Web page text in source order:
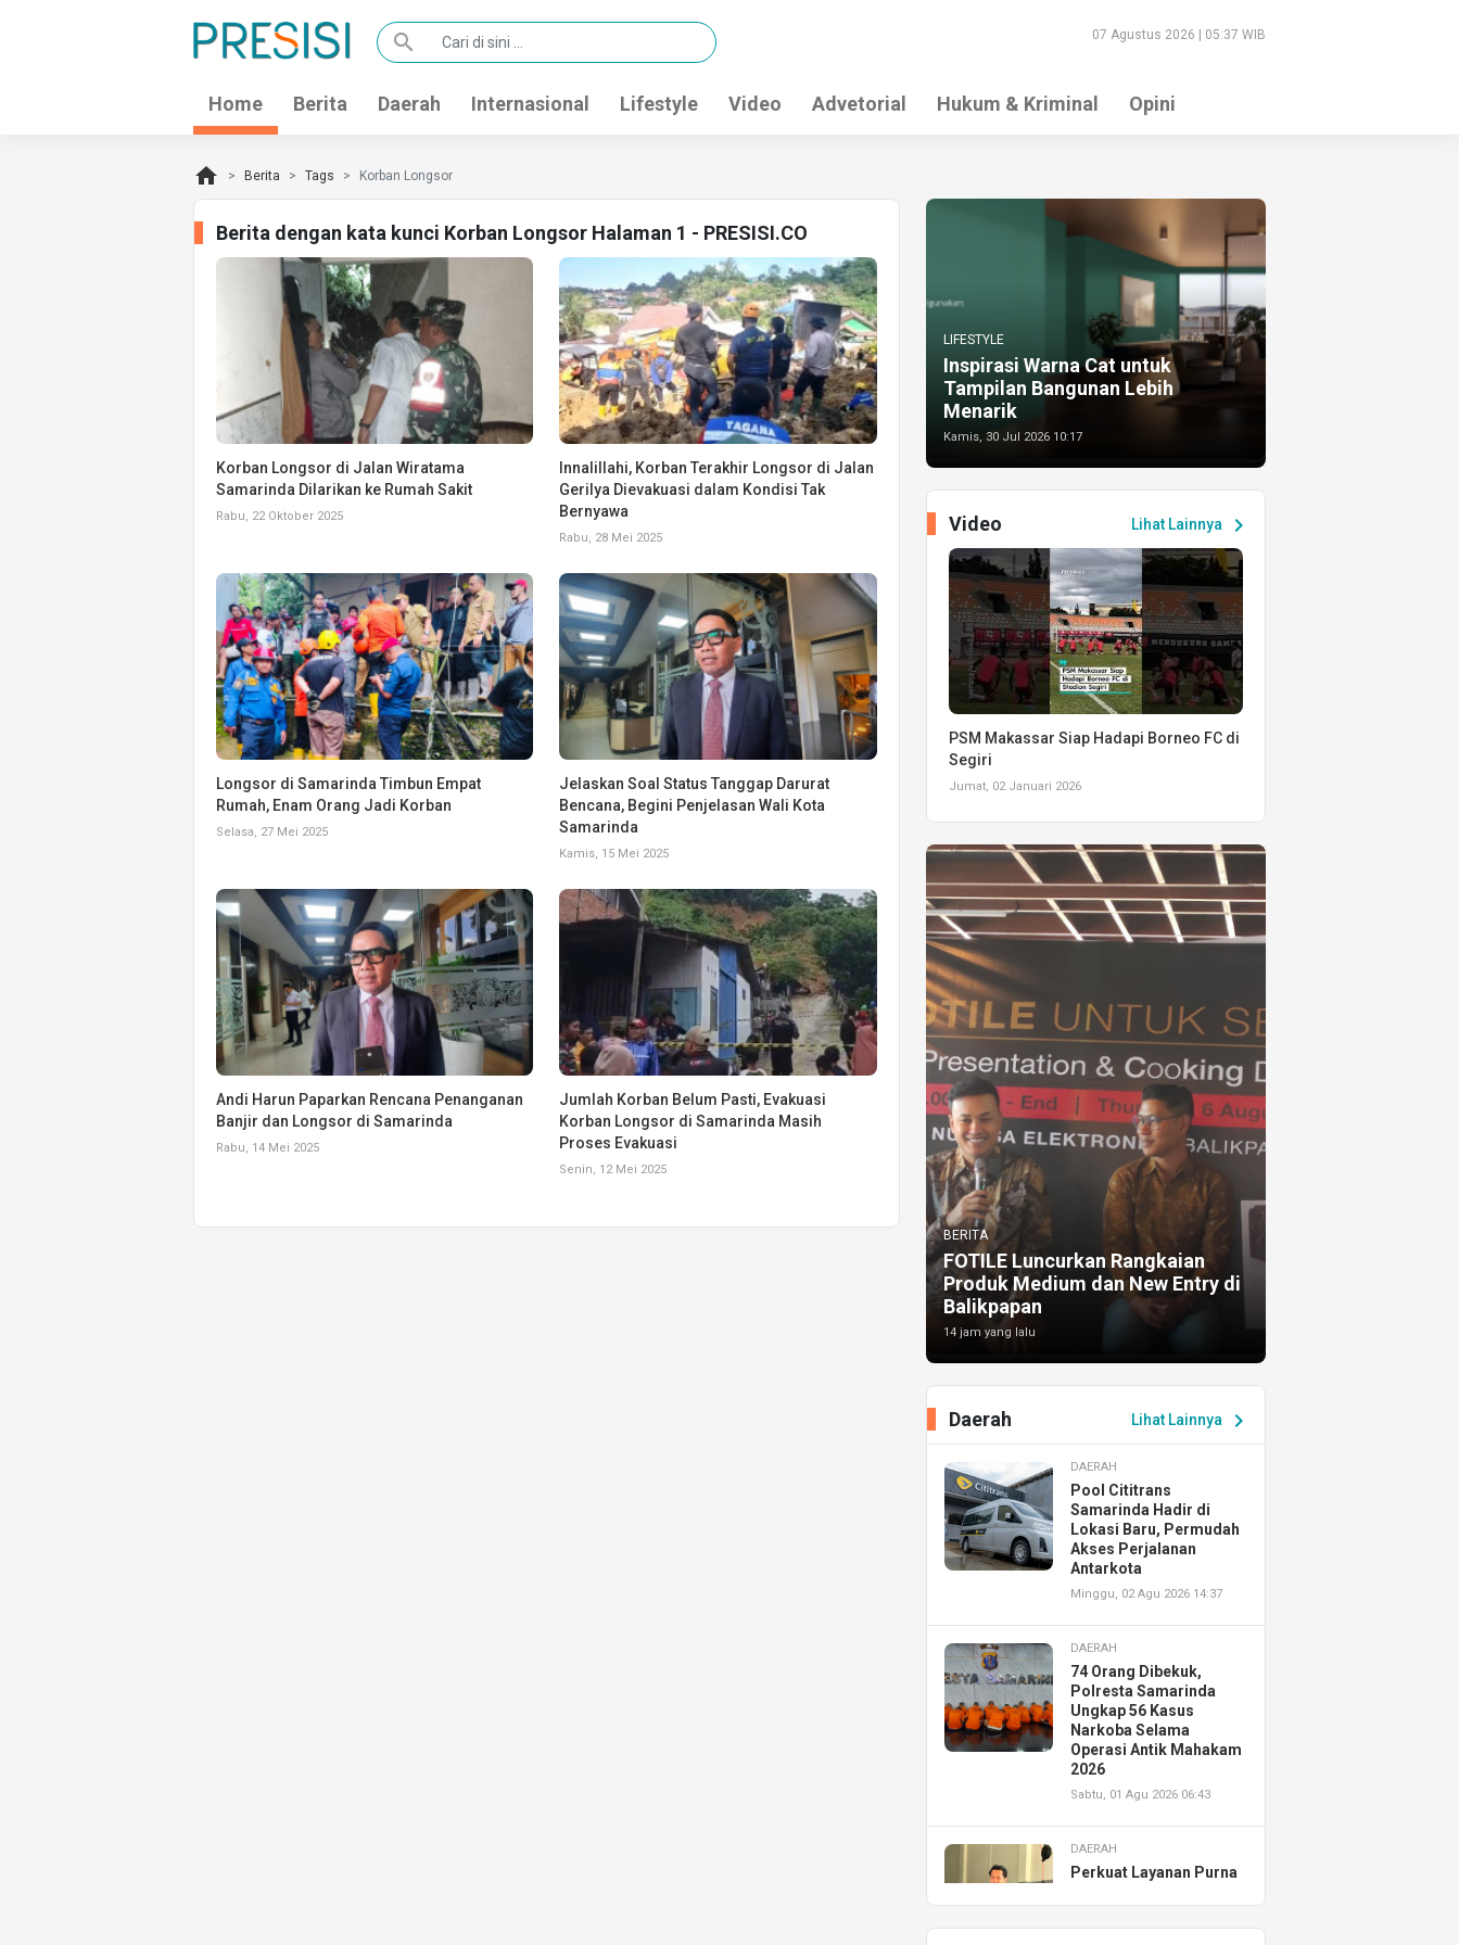
search 07 Agustus 2026 | 05:37 WIB
Home Berita Daerah Internasional Lifestyle Video Advetorial Hukum & Kriminal Opini
home Berita Tags Korban Longsor
Berita dengan kata kunci Korban Longsor Halaman 1 - PRESISI.CO
Korban Longsor di Jalan Wiratama
Samarinda Dilarikan ke Rumah Sakit
Rabu, 22 Oktober 2025
Innalillahi, Korban Terakhir Longsor di Jalan
Gerilya Dievakuasi dalam Kondisi Tak
Bernyawa
Rabu, 28 Mei 2025
Longsor di Samarinda Timbun Empat
Rumah, Enam Orang Jadi Korban
Selasa, 27 Mei 2025
Jelaskan Soal Status Tanggap Darurat
Bencana, Begini Penjelasan Wali Kota
Samarinda
Kamis, 15 Mei 2025
Andi Harun Paparkan Rencana Penanganan
Banjir dan Longsor di Samarinda
Rabu, 14 Mei 2025
Jumlah Korban Belum Pasti, Evakuasi
Korban Longsor di Samarinda Masih
Proses Evakuasi
Senin, 12 Mei 2025
LIFESTYLE
Inspirasi Warna Cat untuk
Tampilan Bangunan Lebih
Menarik
Kamis, 30 Jul 2026 10:17
Lihat Lainnya chevron_right
Video
PSM Makassar Siap Hadapi Borneo FC di
Segiri
Jumat, 02 Januari 2026
BERITA
FOTILE Luncurkan Rangkaian
Produk Medium dan New Entry di
Balikpapan
14 jam yang lalu
Lihat Lainnya chevron_right
Daerah
DAERAH
Pool Cititrans
Samarinda Hadir di
Lokasi Baru, Permudah
Akses Perjalanan
Antarkota
Minggu, 02 Agu 2026 14:37
DAERAH
74 Orang Dibekuk,
Polresta Samarinda
Ungkap 56 Kasus
Narkoba Selama
Operasi Antik Mahakam
2026
Sabtu, 01 Agu 2026 06:43
DAERAH
Perkuat Layanan Purna
Resmikan AHASS